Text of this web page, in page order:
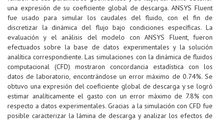
una expresión de su coeficiente global de descarga. ANSYS Fluent
fue usado para simular los caudales del fluido, con el fin de
discretizar la dinámica del flujo bajo condiciones específicas. La
evaluación y el análisis del modelo con ANSYS Fluent, fueron
efectuados sobre la base de datos experimentales y la solución
analítica correspondiente. Las simulaciones con la dinámica de fluidos
computacional (CFD) mostraron concordancia estadística con los
datos de laboratorio, encontrándose un error máximo de 0.74%. Se
obtuvo una expresión del coeficiente global de descarga y se logró
estimar analíticamente el gasto con un error máximo de 7.8% con
respecto a datos experimentales. Gracias a la simulación con CFD fue
posible caracterizar la lámina de descarga y analizar los efectos de